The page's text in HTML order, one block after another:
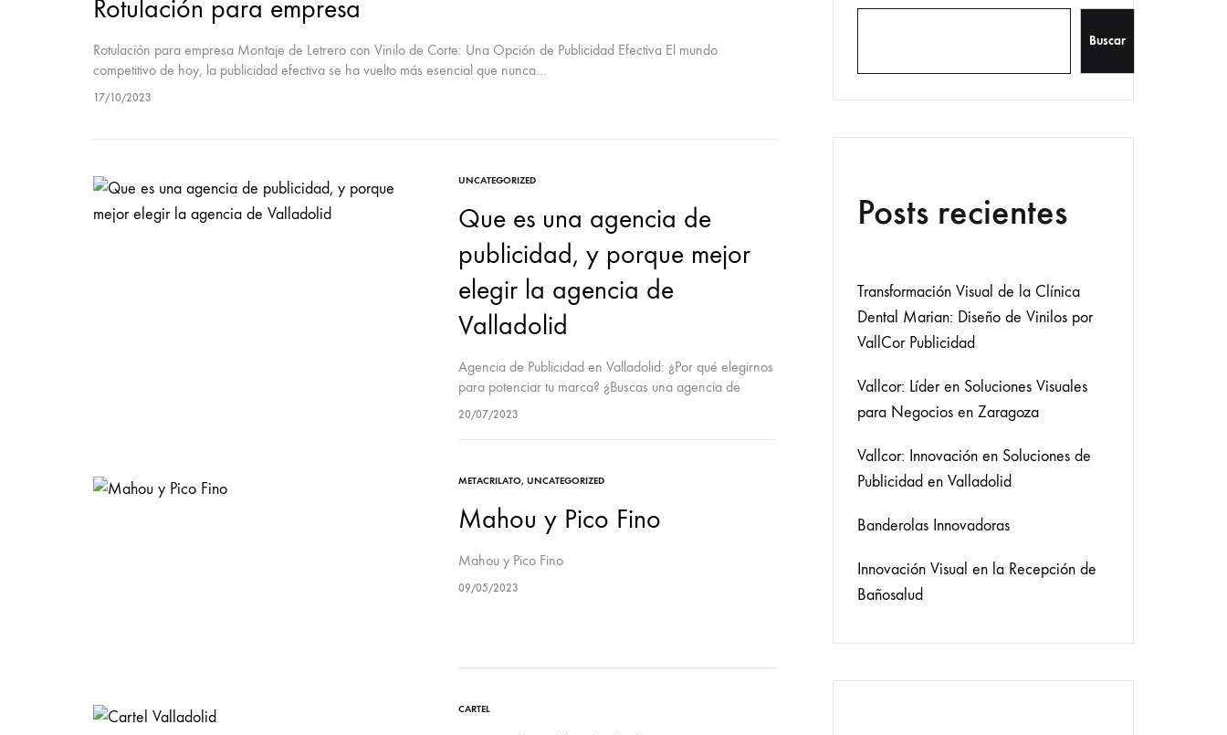
Rotulación para empresa
Rotulación para empresa Montaje de Letrero con Vinilo de Corte: Una Opción de Publicidad Efectiva El mundo
competitivo de hoy, la publicidad efectiva se ha vuelto más esencial que nunca…
17/10/2023
UNCATEGORIZED
Que es una agencia de
publicidad, y porque mejor
elegir la agencia de
Valladolid
Agencia de Publicidad en Valladolid: ¿Por qué elegirnos
para potenciar tu marca? ¿Buscas una agencia de
publicidad en Valladolid que impulse el éxito de tu
20/07/2023
METACRILATO, UNCATEGORIZED
Mahou y Pico Fino
Mahou y Pico Fino
09/05/2023
CARTEL
Buscar
Posts recientes
Transformación Visual de la Clínica
Dental Marian: Diseño de Vinilos por
VallCor Publicidad
Vallcor: Líder en Soluciones Visuales
para Negocios en Zaragoza
Vallcor: Innovación en Soluciones de
Publicidad en Valladolid
Banderolas Innovadoras
Innovación Visual en la Recepción de
Bañosalud